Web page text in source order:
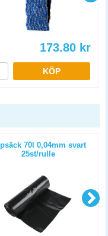
173.80 kr
KÖP
70l 0,04mm svart
25st/rulle